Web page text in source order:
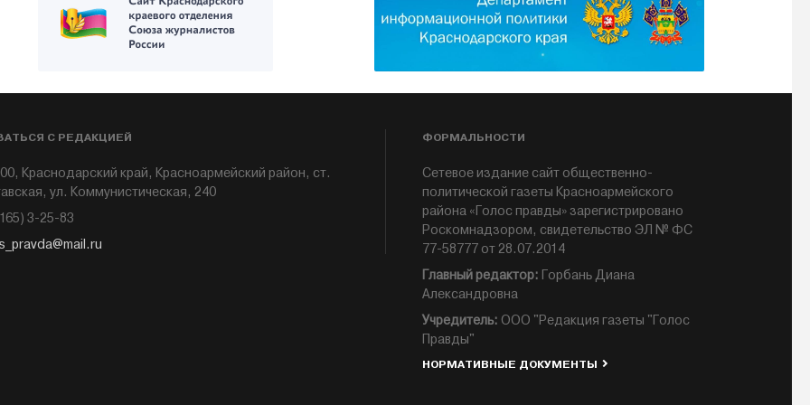
С РЕДАКЦИЕЙ
Краснодарский край, Красноармейский район, ст.
ул. Коммунистическая, 240
3-25-83
ФОРМАЛЬНОСТИ
Сетевое издание сайт общественно-
политической газеты Красноармейского
района «Голос правды» зарегистрировано
Роскомнадзором, свидетельство ЭЛ № ФС
77-58777 от 28.07.2014
Главный редактор: Горбань Диана
Александровна
Учредитель: ООО "Редакция газеты "Голос
Правды"
НОРМАТИВНЫЕ ДОКУМЕНТЫ